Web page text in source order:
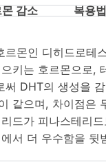
감소 복용법
르몬인 디히드로테
키는 호르몬으로
써 DHT의 생성을
같으며, 차이점은
드가 피나스테리
서 더 우수함을